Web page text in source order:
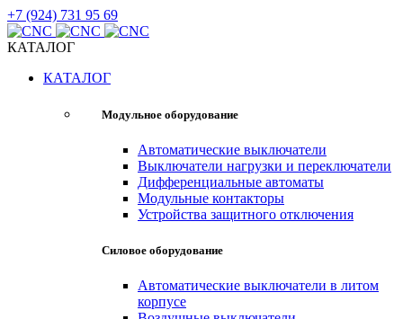
+7 (924) 731 95 69
КАТАЛОГ
КАТАЛОГ
Модульное оборудование
Автоматические выключатели
Выключатели нагрузки и переключатели
Дифференциальные автоматы
Модульные контакторы
Устройства защитного отключения
Силовое оборудование
Автоматические выключатели в литом
корпусе